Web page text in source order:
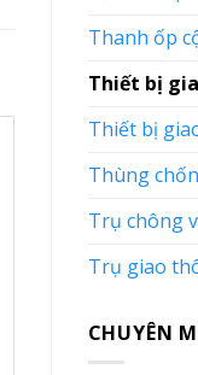
Thanh ốp
Thiết bị
Thiết bị
Thùng
Trụ chông
Trụ giao
CHUYÊN